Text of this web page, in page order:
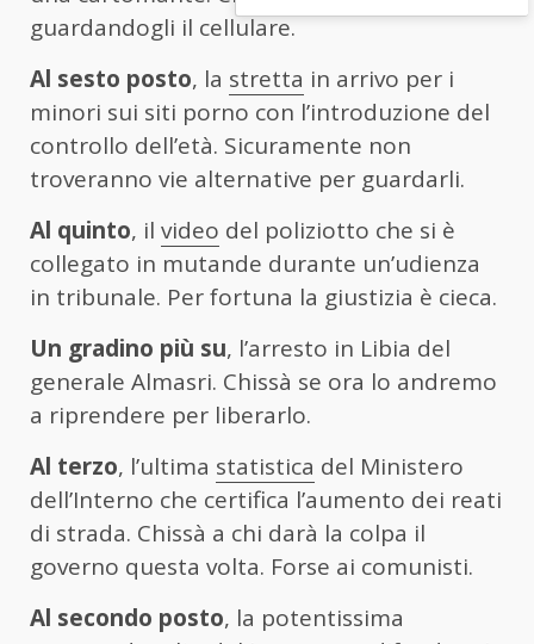
guardandogli il cellulare.
Al sesto posto, la stretta in arrivo per i
minori sui siti porno con l’introduzione del
controllo dell’età. Sicuramente non
troveranno vie alternative per guardarli.
Al quinto, il video del poliziotto che si è
collegato in mutande durante un’udienza
in tribunale. Per fortuna la giustizia è cieca.
Un gradino più su, l’arresto in Libia del
generale Almasri. Chissà se ora lo andremo
a riprendere per liberarlo.
Al terzo, l’ultima statistica del Ministero
dell’Interno che certifica l’aumento dei reati
di strada. Chissà a chi darà la colpa il
governo questa volta. Forse ai comunisti.
Al secondo posto, la potentissima